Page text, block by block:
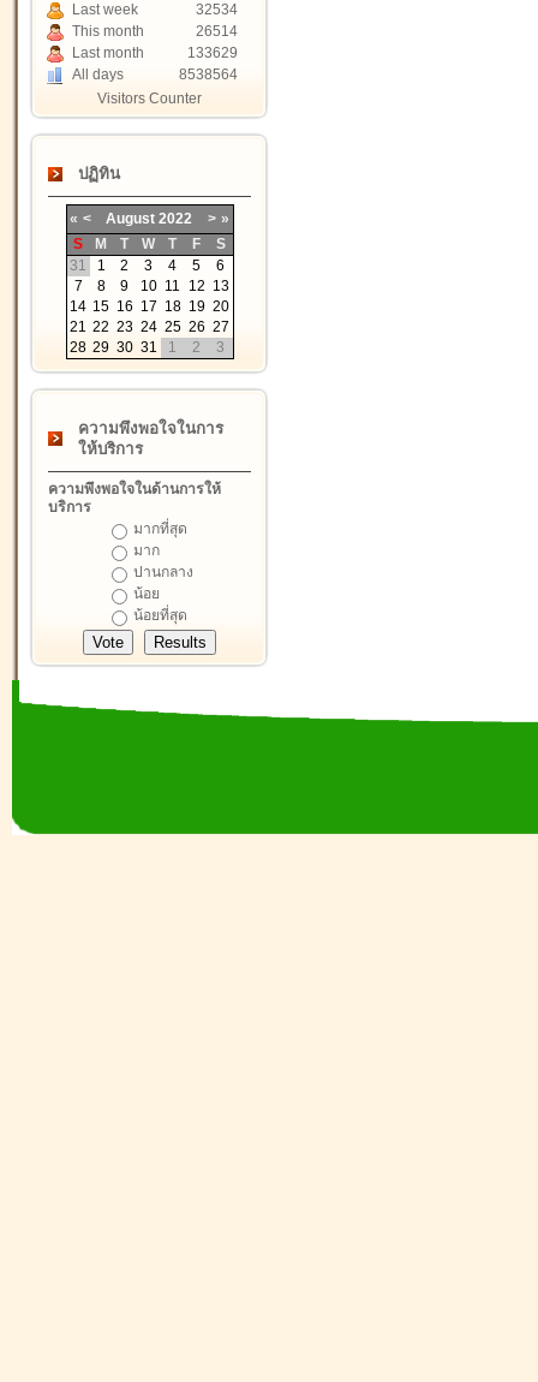
Last week
32534
This month
26514
Last month
133629
All days
8538564
Visitors Counter
ปฏิทิน
« < August 2022 > »
S
M T W T F
S
31
1 2 3 4 5
6
7
8 9 10 11 12 13
14 15 16 17 18 19 20
21 22 23 24 25 26 27
28 29 30 31 1 2 3
ความพึงพอใจในการ
ให้บริการ
ความพึงพอใจในด้านการให้
บริการ
มากที่สุด
มาก
ปานกลาง
น้อย
น้อยที่สุด